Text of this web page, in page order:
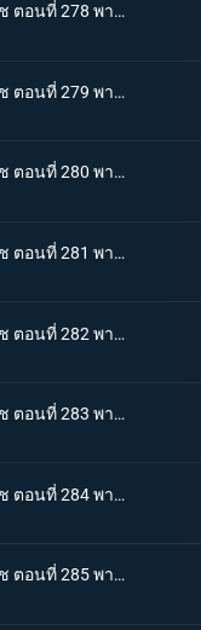
One piece วันพีช ตอนที่ 278 พากย์ไทย พูดออกมาสิว่าอยากจะมีชีวิตอยู่! พวกเราคือพวกพ้อง!!
One piece วันพีช ตอนที่ 279 พากย์ไทย กระโดดลงไป! ความรู้สึกของลูฟี่!!
One piece วันพีช ตอนที่ 280 พากย์ไทย เส้นทางของลูกผู้ชาย! คำสัญญาของโซโลและความฝันของอุซป
One piece วันพีช ตอนที่ 281 พากย์ไทย น้ำตาที่สานมิตรภาพของเพื่อนพ้อง! แผนที่โลกของนามิ
One piece วันพีช ตอนที่ 282 พากย์ไทย บทบาทของชายผู้บริสุทธิ์! ซันจิ และ ช็อปเปอร์
One piece วันพีช ตอนที่ 283 พากย์ไทย ทั้งหมดก็เพื่อพวกพ้อง! โรบิ้นในความมืด!
One piece วันพีช ตอนที่ 284 พากย์ไทย ไม่เชื่อมั่นในแบบแปลน! การตัดสินใจของแฟรงกี้!
One piece วันพีช ตอนที่ 285 พากย์ไทย ชิงกุญแจทั้ง 5 ดอก! กลุ่มหมวกฟางปะทะ CP9